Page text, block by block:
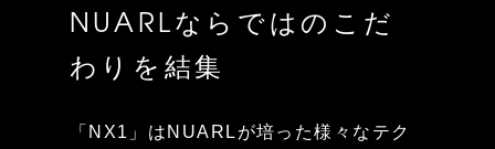
NUARLならではのこだ
わりを結集
「NX1」はNUARLが培った様々なテク